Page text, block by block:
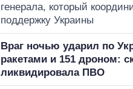
генерала, который
поддержку Украины
Враг ночью ударил по
ракетами и 151 дроном:
ликвидировала ПВО